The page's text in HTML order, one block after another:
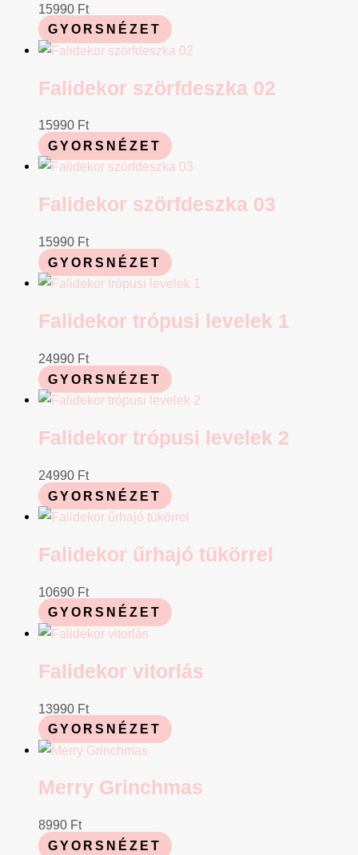
15990 Ft
GYORSNÉZET
Falidekor szörfdeszka 02
15990 Ft
GYORSNÉZET
Falidekor szörfdeszka 03
15990 Ft
GYORSNÉZET
Falidekor trópusi levelek 1
24990 Ft
GYORSNÉZET
Falidekor trópusi levelek 2
24990 Ft
GYORSNÉZET
Falidekor űrhajó tükörrel
10690 Ft
GYORSNÉZET
Falidekor vitorlás
13990 Ft
GYORSNÉZET
Merry Grinchmas
8990 Ft
GYORSNÉZET